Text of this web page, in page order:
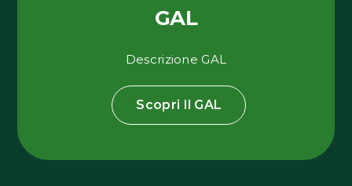
GAL
Descrizione GAL
Scopri Il GAL